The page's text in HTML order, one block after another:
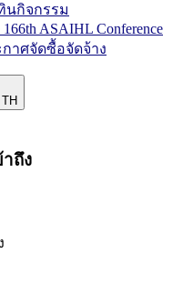
นกิจกรรม
166th ASAIHL Conference
กาศจัดซื้อจัดจ้าง
TH
ถึง